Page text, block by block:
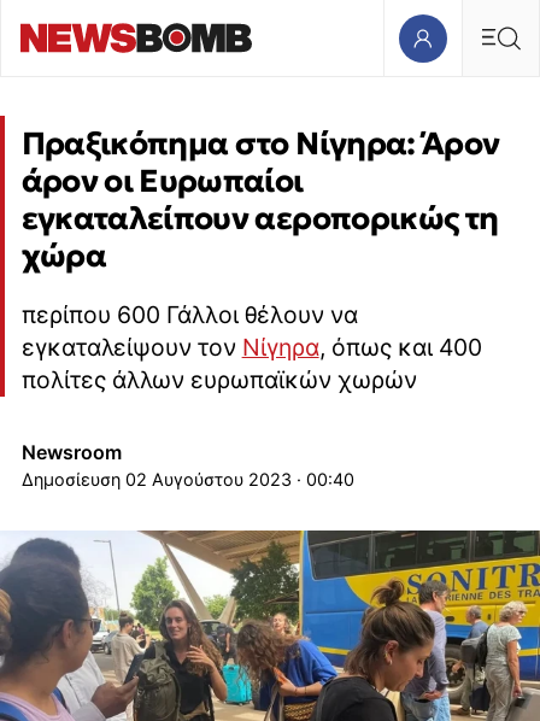
Πραξικόπημα στο Νίγηρα: Άρον
άρον οι Ευρωπαίοι
εγκαταλείπουν αεροπορικώς τη
χώρα
περίπου 600 Γάλλοι θέλουν να
εγκαταλείψουν τον Νίγηρα, όπως και 400
πολίτες άλλων ευρωπαϊκών χωρών
Newsroom
02 Αυγούστου 2023 · 00:40